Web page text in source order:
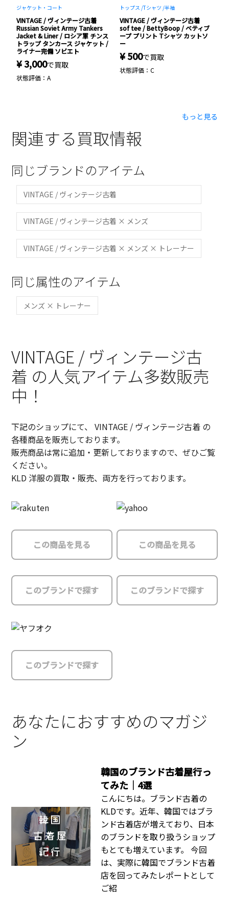
ジャケット・コート
VINTAGE / ヴィンテージ古着
Russian Soviet Army Tankers
Jacket & Liner / ロシア軍 チンス
トラップ タンカース ジャケット /
ライナー完備 ソビエト
¥ 3,000で買取
状態評価：A
トップス /Tシャツ /半袖
VINTAGE / ヴィンテージ古着
sof tee / BettyBoop / ベティブ
ープ プリント Tシャツ カットソ
ー
¥ 500で買取
状態評価：C
もっと見る
関連する買取情報
同じブランドのアイテム
VINTAGE / ヴィンテージ古着
VINTAGE / ヴィンテージ古着 × メンズ
VINTAGE / ヴィンテージ古着 × メンズ × トレーナー
同じ属性のアイテム
メンズ × トレーナー
VINTAGE / ヴィンテージ古
着 の人気アイテム多数販売
中！
下記のショップにて、 VINTAGE / ヴィンテージ古着 の
各種商品を販売しております。
販売商品は常に追加・更新しておりますので、ぜひご覧
ください。
KLD 洋服の買取・販売、両方を行っております。
この商品を見る
このブランドで探す
この商品を見る
このブランドで探す
このブランドで探す
あなたにおすすめのマガジ
ン
韓国のブランド古着屋行っ
てみた｜4選
こんにちは。ブランド古着の
KLDです。近年、韓国ではブラ
ンド古着店が増えており、日本
のブランドを取り扱うショップ
もとても増えています。 今回
は、実際に韓国でブランド古着
店を回ってみたレポートとして
ご紹